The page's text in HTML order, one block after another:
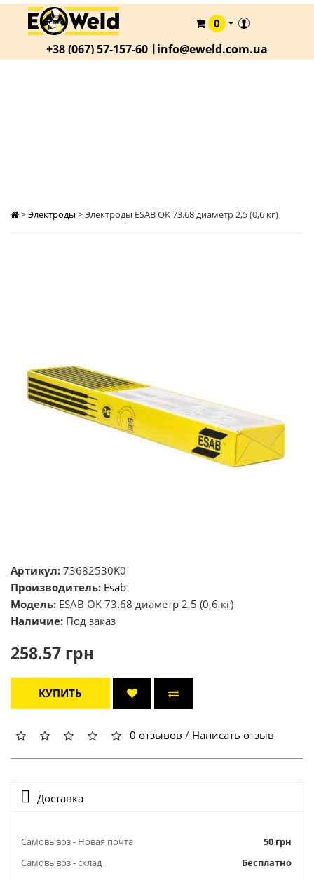
КАТАЛОГ
О
0
+38 (067) 57-157-60 |info@eweld.com.ua
>Электроды >Электроды ESAB OK 73.68 диаметр 2,5 (0,6 кг)
Артикул: 73682530K0
Производитель: Esab
Модель: ESAB OK 73.68 диаметр 2,5 (0,6 кг)
Наличие: Под заказ
258.57 грн
КУПИТЬ
0 отзывов / Написать отзыв
Доставка
Самовывоз - Новая почта
50 грн
Самовывоз - склад
Бесплатно